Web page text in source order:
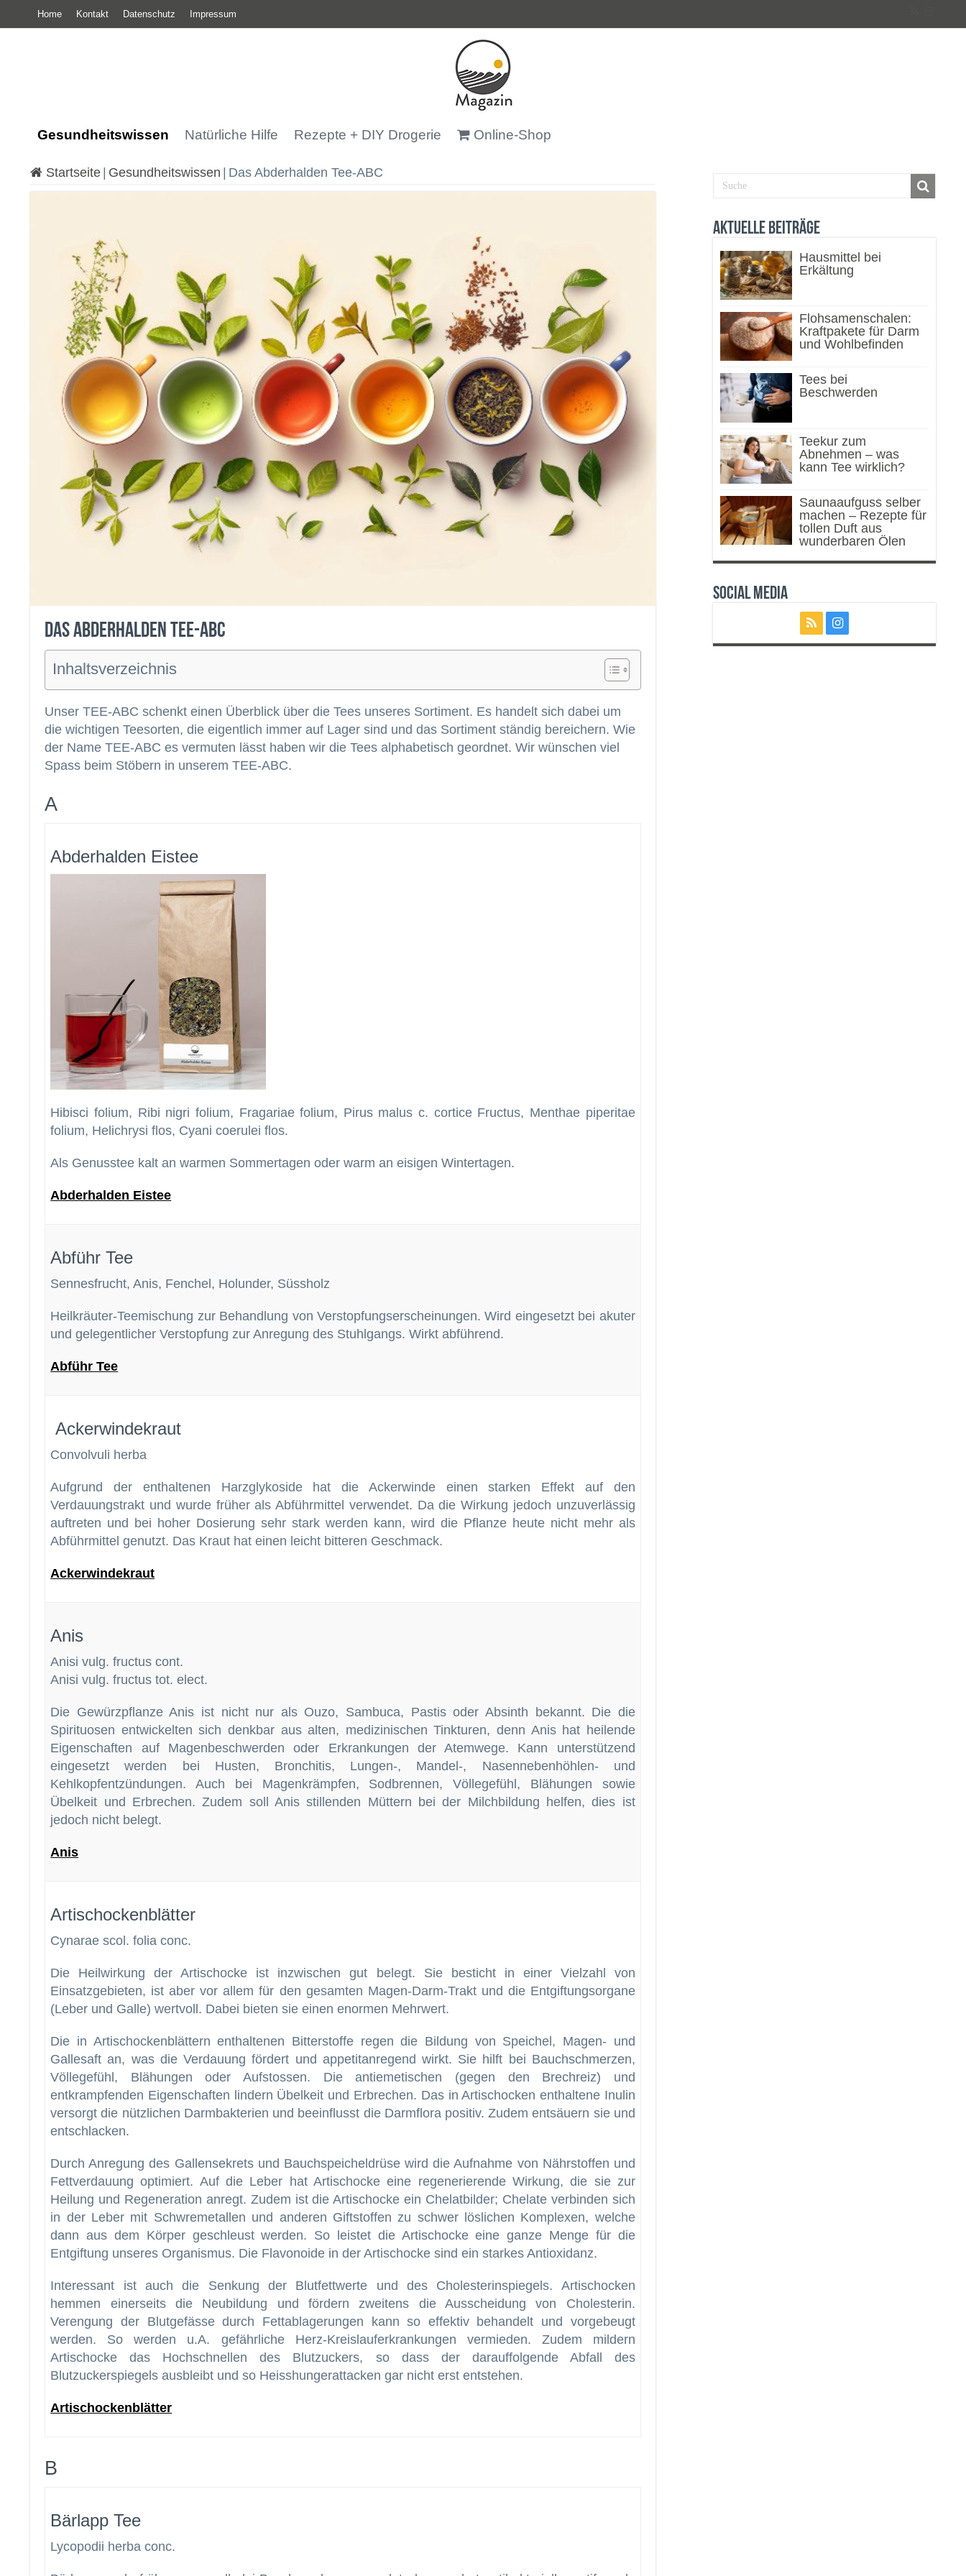
Home Kontakt Datenschutz Impressum
Gesundheitswissen Natürliche Hilfe Rezepte + DIY Drogerie Online-Shop
Startseite Gesundheitswissen Das Abderhalden Tee-ABC
Das Abderhalden Tee-ABC
Inhaltsverzeichnis
Unser TEE-ABC schenkt einen Überblick über die Tees unseres Sortiment. Es handelt sich dabei um
die wichtigen Teesorten, die eigentlich immer auf Lager sind und das Sortiment ständig bereichern. Wie
der Name TEE-ABC es vermuten lässt haben wir die Tees alphabetisch geordnet. Wir wünschen viel
Spass beim Stöbern in unserem TEE-ABC.
A
Abderhalden Eistee
Hibisci folium, Ribi nigri folium, Fragariae folium, Pirus malus c. cortice Fructus, Menthae piperitae
folium, Helichrysi flos, Cyani coerulei flos.
Als Genusstee kalt an warmen Sommertagen oder warm an eisigen Wintertagen.
Abderhalden Eistee
Abführ Tee
Sennesfrucht, Anis, Fenchel, Holunder, Süssholz
Heilkräuter-Teemischung zur Behandlung von Verstopfungserscheinungen. Wird eingesetzt bei akuter
und gelegentlicher Verstopfung zur Anregung des Stuhlgangs. Wirkt abführend.
Abführ Tee
Ackerwindekraut
Convolvuli herba
Aufgrund der enthaltenen Harzglykoside hat die Ackerwinde einen starken Effekt auf den
Verdauungstrakt und wurde früher als Abführmittel verwendet. Da die Wirkung jedoch unzuverlässig
auftreten und bei hoher Dosierung sehr stark werden kann, wird die Pflanze heute nicht mehr als
Abführmittel genutzt. Das Kraut hat einen leicht bitteren Geschmack.
Ackerwindekraut
Anis
Anisi vulg. fructus cont.
Anisi vulg. fructus tot. elect.
Die Gewürzpflanze Anis ist nicht nur als Ouzo, Sambuca, Pastis oder Absinth bekannt. Die die
Spirituosen entwickelten sich denkbar aus alten, medizinischen Tinkturen, denn Anis hat heilende
Eigenschaften auf Magenbeschwerden oder Erkrankungen der Atemwege. Kann unterstützend
eingesetzt werden bei Husten, Bronchitis, Lungen-, Mandel-, Nasennebenhöhlen- und
Kehlkopfentzündungen. Auch bei Magenkrämpfen, Sodbrennen, Völlegefühl, Blähungen sowie
Übelkeit und Erbrechen. Zudem soll Anis stillenden Müttern bei der Milchbildung helfen, dies ist
jedoch nicht belegt.
Anis
Artischockenblätter
Cynarae scol. folia conc.
Die Heilwirkung der Artischocke ist inzwischen gut belegt. Sie besticht in einer Vielzahl von
Einsatzgebieten, ist aber vor allem für den gesamten Magen-Darm-Trakt und die Entgiftungsorgane
(Leber und Galle) wertvoll. Dabei bieten sie einen enormen Mehrwert.
Die in Artischockenblättern enthaltenen Bitterstoffe regen die Bildung von Speichel, Magen- und
Gallesaft an, was die Verdauung fördert und appetitanregend wirkt. Sie hilft bei Bauchschmerzen,
Völlegefühl, Blähungen oder Aufstossen. Die antiemetischen (gegen den Brechreiz) und
entkrampfenden Eigenschaften lindern Übelkeit und Erbrechen. Das in Artischocken enthaltene Inulin
versorgt die nützlichen Darmbakterien und beeinflusst die Darmflora positiv. Zudem entsäuern sie und
entschlacken.
Durch Anregung des Gallensekrets und Bauchspeicheldrüse wird die Aufnahme von Nährstoffen und
Fettverdauung optimiert. Auf die Leber hat Artischocke eine regenerierende Wirkung, die sie zur
Heilung und Regeneration anregt. Zudem ist die Artischocke ein Chelatbilder; Chelate verbinden sich
in der Leber mit Schwremetallen und anderen Giftstoffen zu schwer löslichen Komplexen, welche
dann aus dem Körper geschleust werden. So leistet die Artischocke eine ganze Menge für die
Entgiftung unseres Organismus. Die Flavonoide in der Artischocke sind ein starkes Antioxidanz.
Interessant ist auch die Senkung der Blutfettwerte und des Cholesterinspiegels. Artischocken
hemmen einerseits die Neubildung und fördern zweitens die Ausscheidung von Cholesterin.
Verengung der Blutgefässe durch Fettablagerungen kann so effektiv behandelt und vorgebeugt
werden. So werden u.A. gefährliche Herz-Kreislauferkrankungen vermieden. Zudem mildern
Artischocke das Hochschnellen des Blutzuckers, so dass der darauffolgende Abfall des
Blutzuckerspiegels ausbleibt und so Heisshungerattacken gar nicht erst entstehen.
Artischockenblätter
B
Bärlapp Tee
Lycopodii herba conc.
Aktuelle Beiträge
Hausmittel bei
Erkältung
Flohsamenschalen:
Kraftpakete für Darm
und Wohlbefinden
Tees bei
Beschwerden
Teekur zum
Abnehmen – was
kann Tee wirklich?
Saunaaufguss selber
machen – Rezepte für
tollen Duft aus
wunderbaren Ölen
Social Media